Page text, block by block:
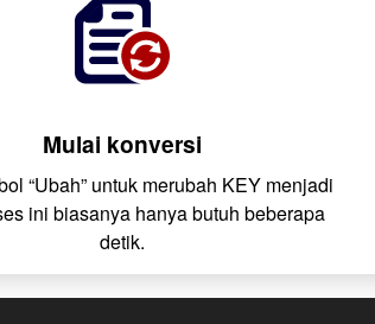
Mulai konversi
“Ubah” untuk merubah KEY menjadi
ini biasanya hanya butuh beberapa
detik.